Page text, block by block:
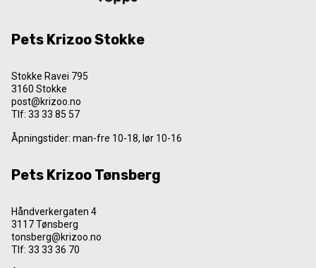
Pets Krizoo Stokke
Stokke Ravei 795
3160 Stokke
post@krizoo.no
Tlf: 33 33 85 57
Åpningstider: man-fre 10-18, lør 10-16
Pets Krizoo Tønsberg
Håndverkergaten 4
3117 Tønsberg
tonsberg@krizoo.no
Tlf: 33 33 36 70